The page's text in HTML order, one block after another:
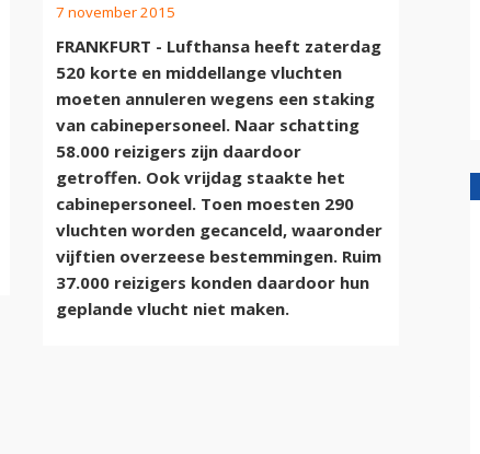
7 november 2015
FRANKFURT - Lufthansa heeft zaterdag
520 korte en middellange vluchten
moeten annuleren wegens een staking
van cabinepersoneel. Naar schatting
58.000 reizigers zijn daardoor
getroffen. Ook vrijdag staakte het
cabinepersoneel. Toen moesten 290
vluchten worden gecanceld, waaronder
vijftien overzeese bestemmingen. Ruim
37.000 reizigers konden daardoor hun
geplande vlucht niet maken.